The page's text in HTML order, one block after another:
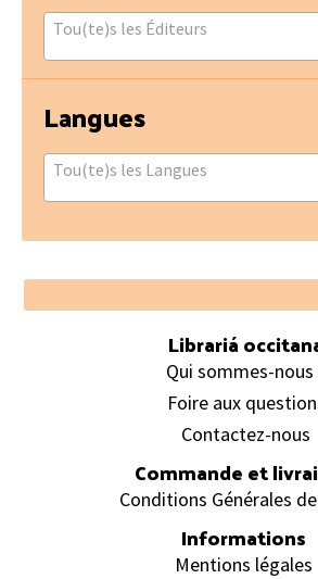
Tou(te)s les Éditeurs
Langues
Tou(te)s les Langues
Footer
Librariá
Qui sommes-nous
Foire aux
Contactez-nous
Commande et
Conditions Générales
Informations
Mentions légales